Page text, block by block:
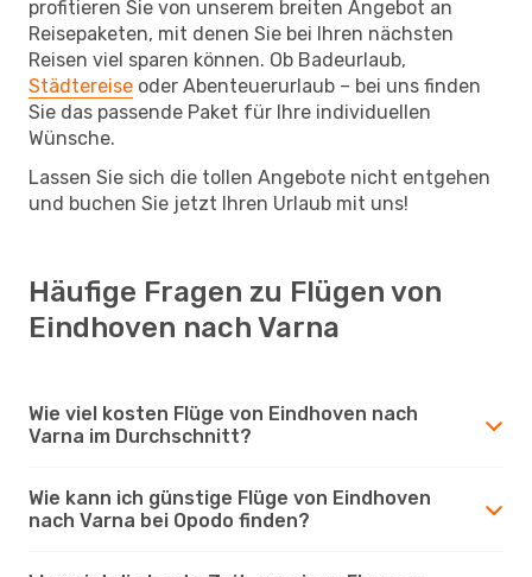
profitieren Sie von unserem breiten Angebot an
Reisepaketen, mit denen Sie bei Ihren nächsten
Reisen viel sparen können. Ob Badeurlaub,
Städtereise oder Abenteuerurlaub – bei uns finden
Sie das passende Paket für Ihre individuellen
Wünsche.
Lassen Sie sich die tollen Angebote nicht entgehen
und buchen Sie jetzt Ihren Urlaub mit uns!
Häufige Fragen zu Flügen von
Eindhoven nach Varna
Wie viel kosten Flüge von Eindhoven nach
Varna im Durchschnitt?
Wie kann ich günstige Flüge von Eindhoven
nach Varna bei Opodo finden?